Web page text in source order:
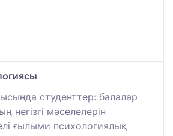
студенттер: балалар
негізгі мәселелерін
ғылыми психологиялық